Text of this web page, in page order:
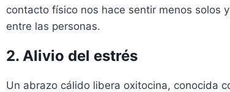
contacto físico nos hace sentir menos solos
entre las personas.
2. Alivio del estrés
Un abrazo cálido libera oxitocina, conocida